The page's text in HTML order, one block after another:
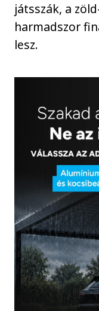
játsszák, a
harmadszor
lesz.